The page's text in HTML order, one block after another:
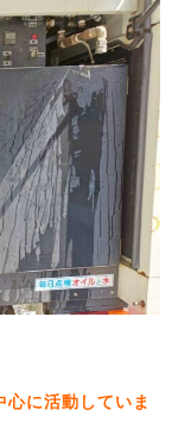
に活動していま